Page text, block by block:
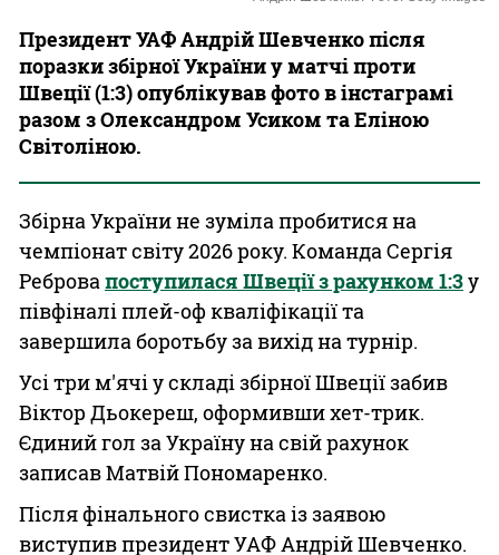
Президент УАФ Андрій Шевченко після
поразки збірної України у матчі проти
Швеції (1:3) опублікував фото в інстаграмі
разом з Олександром Усиком та Еліною
Світоліною.
Збірна України не зуміла пробитися на
чемпіонат світу 2026 року. Команда Сергія
Ребровапоступилася Швеції з рахунком 1:3у
півфіналі плей-оф кваліфікації та
завершила боротьбу за вихід на турнір.
Усі три м'ячі у складі збірної Швеції забив
Віктор Дьокереш, оформивши хет-трик.
Єдиний гол за Україну на свій рахунок
записав Матвій Пономаренко.
Після фінального свистка із заявою
виступив президент УАФ Андрій Шевченко.